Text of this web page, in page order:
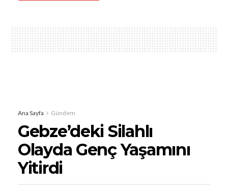
Ana Sayfa Gündem
Gebze’deki Silahlı
Olayda Genç Yaşamını
Yitirdi